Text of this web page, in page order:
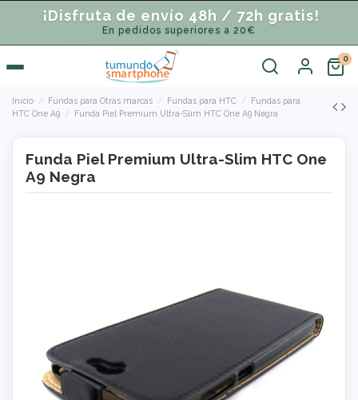
¡Disfruta de envío 48h / 72h gratis!
En pedidos superiores a 20€
Inicio Fundas para Otras marcas Fundas para HTC
Fundas para
HTC One A9
Funda Piel Premium Ultra-Slim HTC One A9 Negra
Funda Piel Premium Ultra-Slim HTC One
A9 Negra